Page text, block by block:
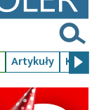
Artykuły Kursy